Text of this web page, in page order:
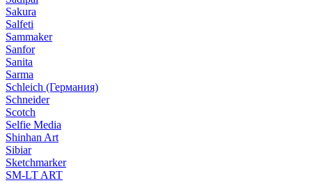
Sakura
Salfeti
Sammaker
Sanfor
Sanita
Sarma
Schleich (Германия)
Schneider
Scotch
Selfie Media
Shinhan Art
Sibiar
Sketchmarker
SM-LT ART